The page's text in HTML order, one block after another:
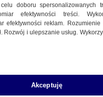
doboru spersonalizowanych
efektywności treści.
efektywności reklam.
Rozwój i ulepszanie usług.
Akceptuję